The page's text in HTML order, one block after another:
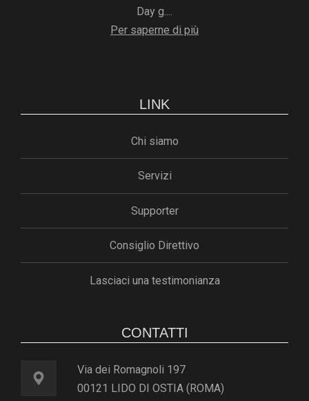
Day g....
Per saperne di più
LINK
Chi siamo
Servizi
Supporter
Consiglio Direttivo
Lasciaci una testimonianza
CONTATTI
Via dei Romagnoli 197
00121 LIDO DI OSTIA (ROMA)